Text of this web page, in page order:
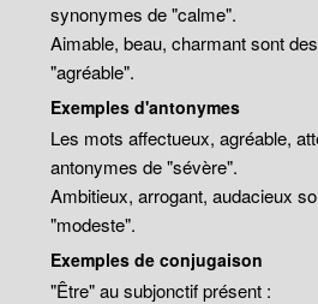
synonymes de "calme".
Aimable, beau, charmant sont
"agréable".
Exemples d'antonymes
Les mots affectueux, agréable,
antonymes de "sévère".
Ambitieux, arrogant, audacieux
"modeste".
Exemples de conjugaison
"Être" au subjonctif présent :